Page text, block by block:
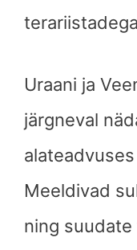
Uraani ja
järgneval
Meeldivad
ning